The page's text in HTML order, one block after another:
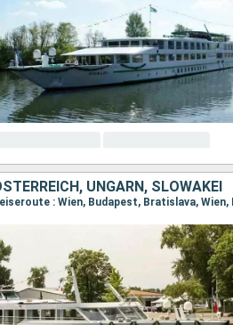
UNGARN, SLOWAKEI
: Wien, Budapest, Bratislava, Wien,